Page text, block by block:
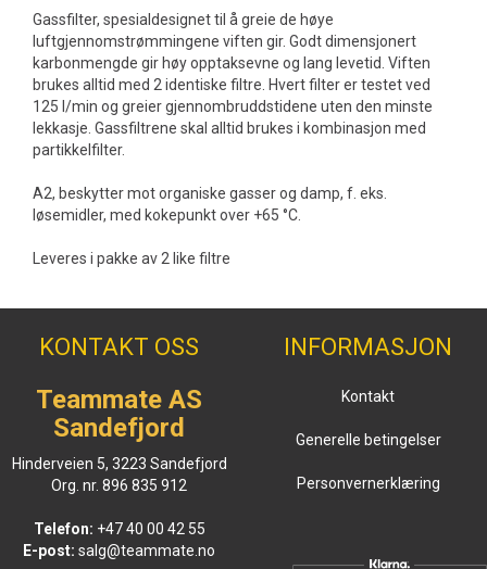
Gassfilter, spesialdesignet til å greie de høye
luftgjennomstrømmingene viften gir. Godt dimensjonert
karbonmengde gir høy opptaksevne og lang levetid. Viften
brukes alltid med 2 identiske filtre. Hvert filter er testet ved
125 l/min og greier gjennombruddstidene uten den minste
lekkasje. Gassfiltrene skal alltid brukes i kombinasjon med
partikkelfilter.
A2, beskytter mot organiske gasser og damp, f. eks.
løsemidler, med kokepunkt over +65 °C.
Leveres i pakke av 2 like filtre
KONTAKT OSS
Teammate AS
Sandefjord
Hinderveien 5, 3223 Sandefjord
Org. nr. 896 835 912
Telefon: +47 40 00 42 55
E-post: salg@teammate.no
INFORMASJON
Kontakt
Generelle betingelser
Personvernerklæring